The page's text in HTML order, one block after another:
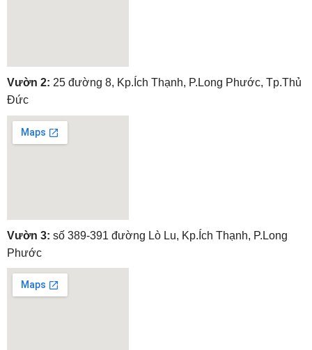
embedgooglemap.net
Vườn 2: 25 đường 8, Kp.Ích Thạnh, P.Long Phước, Tp.Thủ
Đức
embedgooglemap.net
Vườn 3: số 389-391 đường Lò Lu, Kp.Ích Thạnh, P.Long
Phước